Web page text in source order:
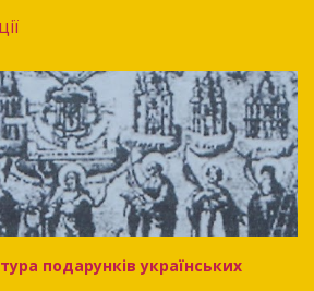
подарунків українських